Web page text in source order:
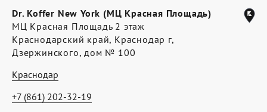
Dr. Koffer New York (МЦ Красная Площадь)
МЦ Красная Площадь 2 этаж
Краснодарский край, Краснодар г,
Дзержинского, дом № 100
Краснодар
+7 (861) 202-32-19